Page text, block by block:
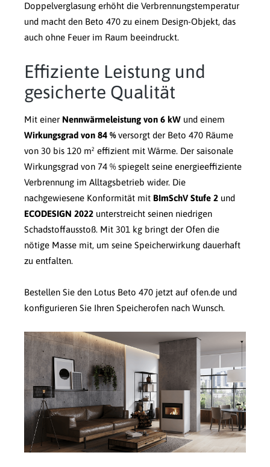
Doppelverglasung erhöht die Verbrennungstemperatur
und macht den Beto 470 zu einem Design-Objekt, das
auch ohne Feuer im Raum beeindruckt.
Effiziente Leistung und
gesicherte Qualität
Mit einer Nennwärmeleistung von 6 kW und einem
Wirkungsgrad von 84 %versorgt der Beto 470 Räume
von 30 bis 120 m² effizient mit Wärme. Der saisonale
Wirkungsgrad von 74 % spiegelt seine energieeffiziente
Verbrennung im Alltagsbetrieb wider. Die
nachgewiesene Konformität mit BImSchV Stufe 2 und
ECODESIGN 2022 unterstreicht seinen niedrigen
Schadstoffausstoß. Mit 301 kg bringt der Ofen die
nötige Masse mit, um seine Speicherwirkung dauerhaft
zu entfalten.
Bestellen Sie den Lotus Beto 470 jetzt auf ofen.de und
konfigurieren Sie Ihren Speicherofen nach Wunsch.